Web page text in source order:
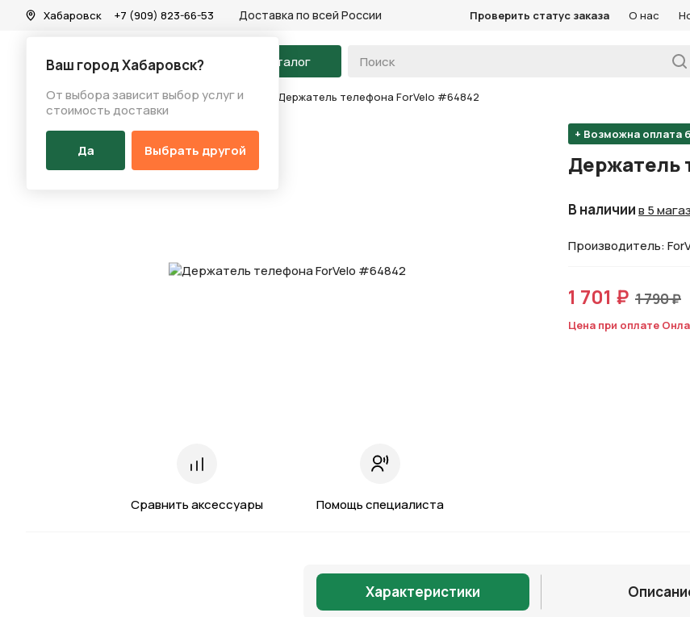
Хабаровск
Ваш город Хабаровск?
От выбора зависит выбор услуг и
стоимость доставки
Да Выбрать другой
+7 (909) 823-66-53 Доставка по всей России Проверить статус заказа О нас
На главную Каталог
Каталог/Аксессуары/Держатель телефона Держатель телефона ForVelo #64842
Сравнить аксессуары Помощь специалиста
+ Возможна оплата
Держатель
В наличиив 5
Производитель:
1 701 ₽ 1 790 ₽
Цена при оплате
Характеристики